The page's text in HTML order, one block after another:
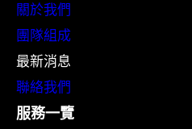
關於我們
團隊組成
最新消息
聯絡我們
服務一覽